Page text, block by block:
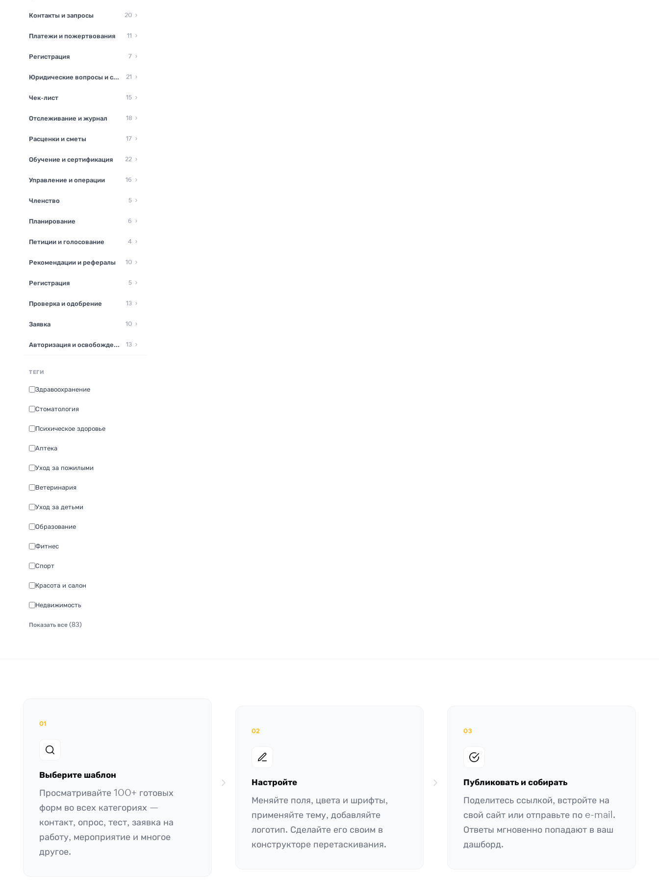
Контакты и запросы 20
Платежи и пожертвования 11
Регистрация 7
Юридические вопросы и соответствие требованиям 21
Чек-лист 15
Отслеживание и журнал 18
Расценки и сметы 17
Обучение и сертификация 22
Управление и операции 16
Членство 5
Планирование 6
Петиции и голосование 4
Рекомендации и рефералы 10
Регистрация 5
Проверка и одобрение 13
Заявка 10
Авторизация и освобождение 13
ТЕГИ
Здравоохранение
Стоматология
Психическое здоровье
Аптека
Уход за пожилыми
Ветеринария
Уход за детьми
Образование
Фитнес
Спорт
Красота и салон
Недвижимость
Показать все (83)
01
Выберите шаблон
Просматривайте 100+ готовых
форм во всех категориях —
контакт, опрос, тест, заявка на
работу, мероприятие и многое
другое.
02
Настройте
Меняйте поля, цвета и шрифты,
применяйте тему, добавляйте
логотип. Сделайте его своим в
конструкторе перетаскивания.
03
Публиковать и собирать
Поделитесь ссылкой, встройте на
свой сайт или отправьте по e-mail.
Ответы мгновенно попадают в ваш
дашборд.